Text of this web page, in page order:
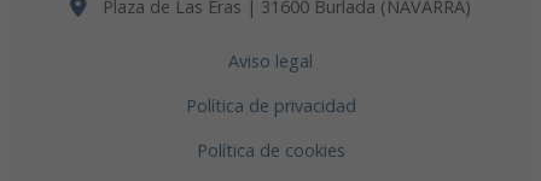
Plaza de Las Eras | 31600 Burlada (NAVARRA)
Aviso legal
Política de privacidad
Política de cookies